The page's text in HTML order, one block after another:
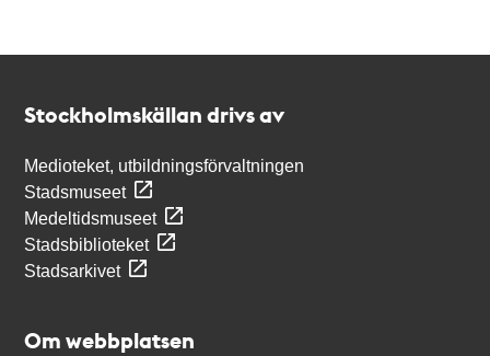
Stockholmskällan drivs av
Medioteket, utbildningsförvaltningen
Stadsmuseet
Medeltidsmuseet
Stadsbiblioteket
Stadsarkivet
Om webbplatsen